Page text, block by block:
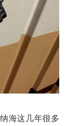
海这几年很多